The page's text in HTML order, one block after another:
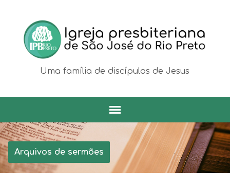
Uma família de discípulos de Jesus
Arquivos de sermões